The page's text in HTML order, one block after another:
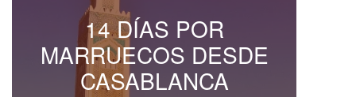
14 DÍAS POR
MARRUECOS DESDE
CASABLANCA